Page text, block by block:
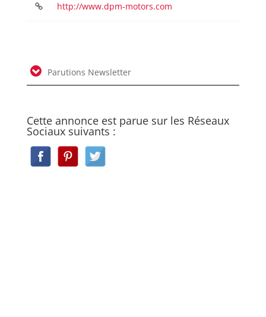
http://www.dpm-motors.com
Parutions Newsletter
Cette annonce est parue sur les Réseaux
Sociaux suivants :